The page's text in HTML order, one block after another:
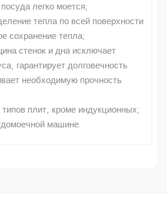
легко моется;
тепла по всей поверхности
сохранение тепла;
стенок и дна исключает
гарантирует долговечность
необходимую прочность
плит, кроме индукционных;
машине.